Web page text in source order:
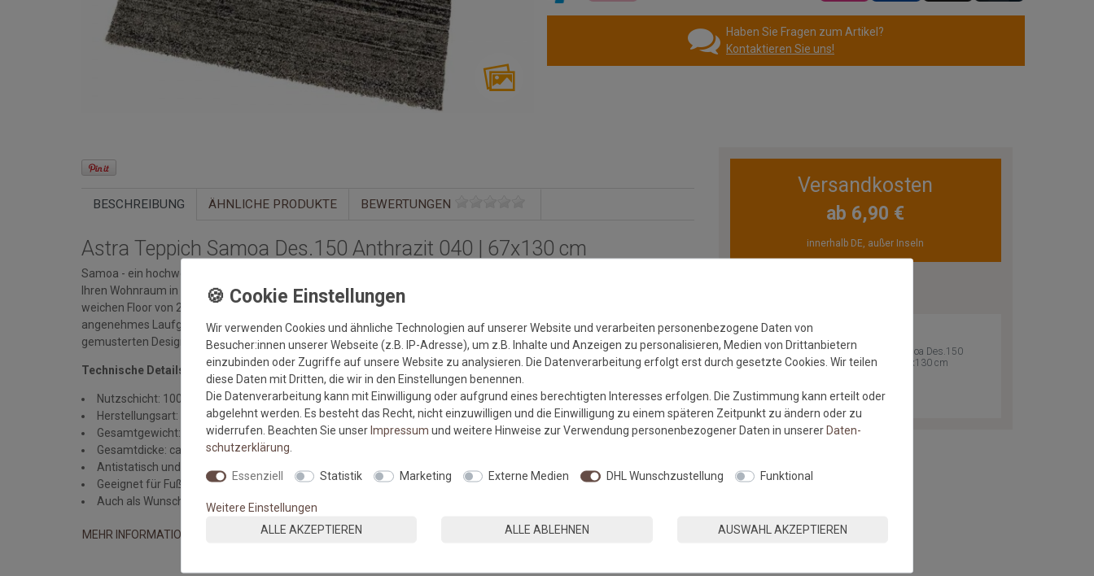
Haben Sie Fragen zum Artikel?
Kontaktieren Sie uns!
BESCHREIBUNG ÄHNLICHE PRODUKTE BEWERTUNGEN
Astra Teppich Samoa Des.150 Anthrazit 040 | 67x130 cm
Samoa - ein hochwertiger Webteppich in besonders vielen Farben und trendigen Designs. Mit Samoa verzaubern Sie
Ihren Wohnraum in eine Wohlfühloase und garantiert jedes Wohnzimmer wird zum Hingucker. Durch seinen dichten und
weichen Floor von 20 mm sorgt der Teppich für ein besonders
angenehmes Laufgefühl. Den Samoa Teppich von Astra gibt es in 7 Standardgrößen, in einfarbigen und
gemusterten Designs, sowie im individuellen Wunschmaß.
Technische Details:
Nutzschicht: 100% Polypropylen
Herstellungsart: maschinell gewebt
Gesamtgewicht: 3.300 gr/qm
Gesamtdicke: ca. 20 mm
Antistatisch und Pflegeleicht (Staubsauger mit Flachdüse)
Geeignet für Fußbodenheizung
Auch als Wunschmaßteppich erhältlich
MEHR INFORMATIONEN ZUM EU VERANTWORTLICHEN »
Versandkosten
ab 6,90 €
innerhalb DE, außer Inseln
Versandkostenfrei*
Astra Teppich Samoa Des.150
Anthrazit 040 | 67x130 cm
Wir verwenden Cookies und ähnliche Technologien auf unserer Website und verarbeiten personenbezogene Daten von
Besucher:innen unserer Webseite (z.B. IP-Adresse), um z.B. Inhalte und Anzeigen zu personalisieren, Medien von Drittanbietern
einzubinden oder Zugriffe auf unsere Website zu analysieren. Die Datenverarbeitung erfolgt erst durch gesetzte Cookies. Wir teilen
diese Daten mit Dritten, die wir in den Einstellungen benennen.
Die Datenverarbeitung kann mit Einwilligung oder aufgrund eines berechtigten Interesses erfolgen. Die Zustimmung kann erteilt oder
abgelehnt werden. Es besteht das Recht, nicht einzuwilligen und die Einwilligung zu einem späteren Zeitpunkt zu ändern oder zu
widerrufen. Beachten Sie unserImpressum und weitere Hinweise zur Verwendung personenbezogener Daten in unsererDaten­
schutz­erklärung
Essenziell Statistik Marketing Externe Medien DHL Wunschzustellung Funktional
Weitere Einstellungen
ALLE AKZEPTIEREN
ALLE ABLEHNEN AUSWAHL AKZEPTIEREN